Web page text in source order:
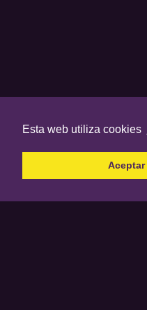
Esta web utiliza cookies
Aceptar